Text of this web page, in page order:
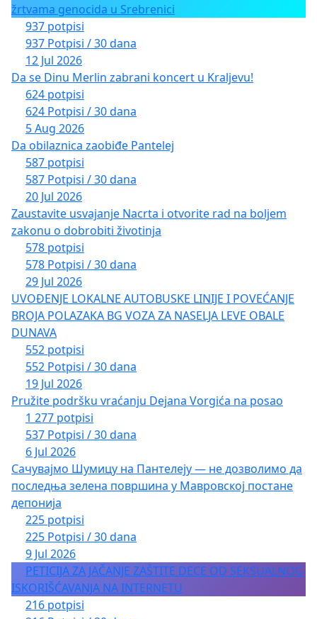
žrtvama genocida u Srebrenici
937 potpisi
937 Potpisi / 30 dana
12 Jul 2026
Da se Dinu Merlin zabrani koncert u Kraljevu!
624 potpisi
624 Potpisi / 30 dana
5 Aug 2026
Da obilaznica zaobiđe Pantelej
587 potpisi
587 Potpisi / 30 dana
20 Jul 2026
Zaustavite usvajanje Nacrta i otvorite rad na boljem
zakonu o dobrobiti životinja
578 potpisi
578 Potpisi / 30 dana
29 Jul 2026
UVOĐENJE LOKALNE AUTOBUSKE LINIJE I POVEĆANJE
BROJA POLAZAKA BG VOZA ZA NASELJA LEVE OBALE
DUNAVA
552 potpisi
552 Potpisi / 30 dana
19 Jul 2026
Pružite podršku vraćanju Dejana Vorgića na posao
1 277 potpisi
537 Potpisi / 30 dana
6 Jul 2026
Сачувајмо Шумицу на Пантелеју — не дозволимо да
последња зелена површина у Мавровској постане
депонија
225 potpisi
225 Potpisi / 30 dana
9 Jul 2026
PETICIJA ZA JAČANJE ZAŠTITE DECE OD SEKSUALNOG
ISKORIŠĆAVANJA NA INTERNETU
216 potpisi